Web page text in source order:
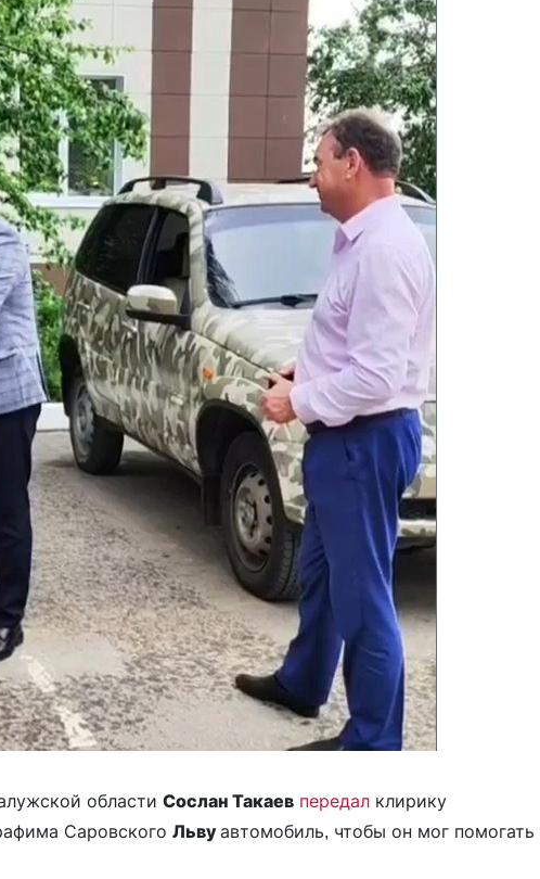
области Сослан Такаев передал клирику
Саровского Львуавтомобиль, чтобы он мог помогать